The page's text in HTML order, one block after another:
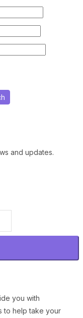
and updates.
you with
to help take your